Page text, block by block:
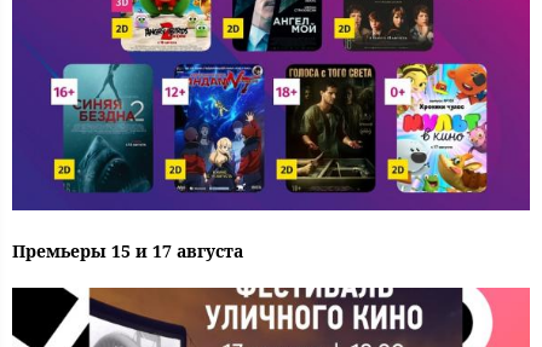
Премьеры 15 и 17 августа